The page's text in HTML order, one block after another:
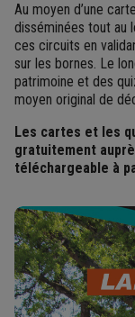
Au moyen d’une
disséminées tout au
ces circuits en
sur les bornes. Le
patrimoine et des
moyen original de
Les cartes et les
gratuitement
téléchargeable à